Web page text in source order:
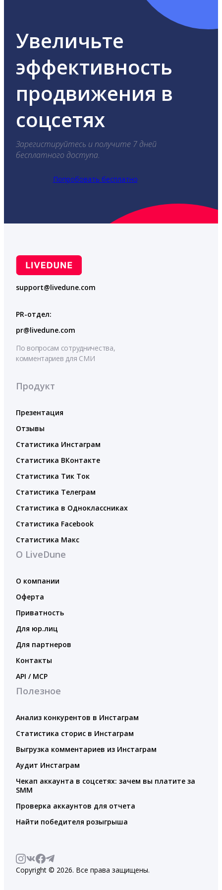
Увеличьте
эффективность
продвижения в
соцсетях
Зарегистируйтесь и получите 7 дней
бесплатного доступа.
Попробовать бесплатно
support@livedune.com
PR-отдел:
pr@livedune.com
По вопросам сотрудничества,
комментариев для СМИ
Продукт
Презентация
Отзывы
Статистика Инстаграм
Статистика ВКонтакте
Статистика Тик Ток
Статистика Телеграм
Статистика в Одноклассниках
Статистика Facebook
Статистика Макс
О LiveDune
О компании
Оферта
Приватность
Для юр.лиц
Для партнеров
Контакты
API / MCP
Полезное
Анализ конкурентов в Инстаграм
Статистика сторис в Инстаграм
Выгрузка комментариев из Инстаграм
Аудит Инстаграм
Чекап аккаунта в соцсетях: зачем вы платите за
SMM
Проверка аккаунтов для отчета
Найти победителя розыгрыша
Copyright © 2026. Все права защищены.